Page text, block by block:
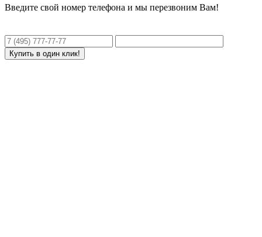
Введите свой номер телефона и мы перезвоним Вам!